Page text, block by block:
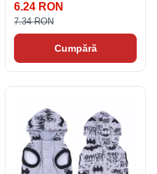
6.24 RON
7.34 RON
Cumpără